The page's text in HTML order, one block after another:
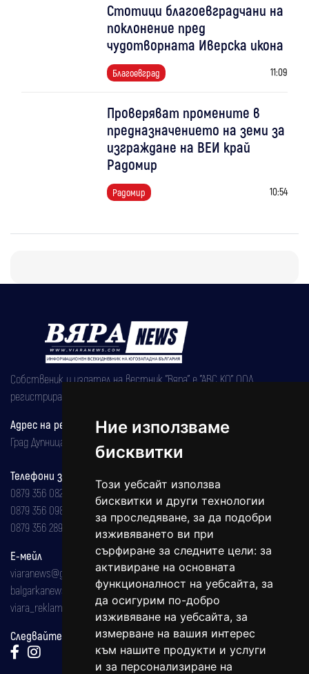
Ние използваме
бисквитки
Този уебсайт използва
бисквитки и други технологии
за проследяване, за да подобри
изживяването ви при
сърфиране за следните цели: за
активиране на основната
функционалност на уебсайта, за
да осигурим по-добро
изживяване на уебсайта, за
измерване на вашия интерес
към нашите продукти и услуги
и за персонализиране на
Стотици благоевградчани на
поклонение пред
чудотворната Иверска икона
Благоевград 11:09
Проверяват промените в
предназначението на земи за
изграждане на ВЕИ край
Радомир
Радомир 10:54
Собственик и издател на вестник "Вяра" е "АВС КО" ООД,
регистрирана на 08.05.2002 година.
Адрес на редакцията
Град Дупница, ул.''Христо Ботев" 43
Телефони за реклама и абонаменти
0879 356 082
0879 356 098
0879 356 289
Е-мейл
viaranews@gmail.com
balgarkanews@gmail.com
viara_reklama@mail.bg
Следвайте ни: